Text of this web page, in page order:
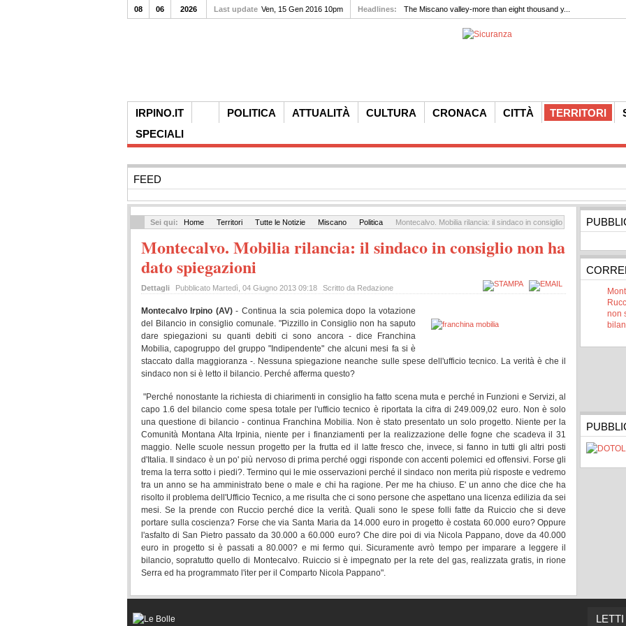
IRPINO.IT POLITICA ATTUALITÀ CULTURA CRONACA CITTÀ TERRITORI
SPECIALI
08 06 2026 Last update Ven, 15 Gen 2016 10pm Headlines: The Miscano valley-more than eight thousand y...
FEED
Sei qui: Home Territori Tutte le Notizie Miscano Politica Montecalvo. Mobilia rilancia: il sindaco in consiglio non ha dato
Montecalvo. Mobilia rilancia: il sindaco in consiglio non ha
dato spiegazioni
Dettagli Pubblicato Martedì, 04 Giugno 2013 09:18 Scritto da Redazione
Montecalvo Irpino (AV)- Continua la scia polemica dopo la votazione
del Bilancio in consiglio comunale. "Pizzillo in Consiglio non ha saputo
dare spiegazioni su quanti debiti ci sono ancora - dice Franchina
Mobilia, capogruppo del gruppo "Indipendente" che alcuni mesi fa si è
staccato dalla maggioranza -. Nessuna spiegazione neanche sulle spese dell'ufficio tecnico. La verità è che il
sindaco non si è letto il bilancio. Perché afferma questo?
"Perché nonostante la richiesta di chiarimenti in consiglio ha fatto scena muta e perché in Funzioni e Servizi, al
capo 1.6 del bilancio come spesa totale per l'ufficio tecnico è riportata la cifra di 249.009,02 euro. Non è solo
una questione di bilancio - continua Franchina Mobilia. Non è stato presentato un solo progetto. Niente per la
Comunità Montana Alta Irpinia, niente per i finanziamenti per la realizzazione delle fogne che scadeva il 31
maggio. Nelle scuole nessun progetto per la frutta ed il latte fresco che, invece, si fanno in tutti gli altri posti
d'Italia. Il sindaco è un po' più nervoso di prima perché oggi risponde con accenti polemici ed offensivi. Forse gli
trema la terra sotto i piedi?. Termino qui le mie osservazioni perché il sindaco non merita più risposte e vedremo
tra un anno se ha amministrato bene o male e chi ha ragione. Per me ha chiuso. E' un anno che dice che ha
risolto il problema dell'Ufficio Tecnico, a me risulta che ci sono persone che aspettano una licenza edilizia da sei
mesi. Se la prende con Ruccio perché dice la verità. Quali sono le spese folli fatte da Ruiccio che si deve
portare sulla coscienza? Forse che via Santa Maria da 14.000 euro in progetto è costata 60.000 euro? Oppure
l'asfalto di San Pietro passato da 30.000 a 60.000 euro? Che dire poi di via Nicola Pappano, dove da 40.000
euro in progetto si è passati a 80.000? e mi fermo qui. Sicuramente avrò tempo per imparare a leggere il
bilancio, sopratutto quello di Montecalvo. Ruiccio si è impegnato per la rete del gas, realizzata gratis, in rione
Serra ed ha programmato l'iter per il Comparto Nicola Pappano".
non